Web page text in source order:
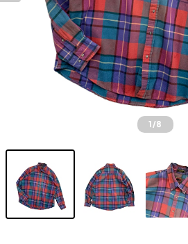
1/8